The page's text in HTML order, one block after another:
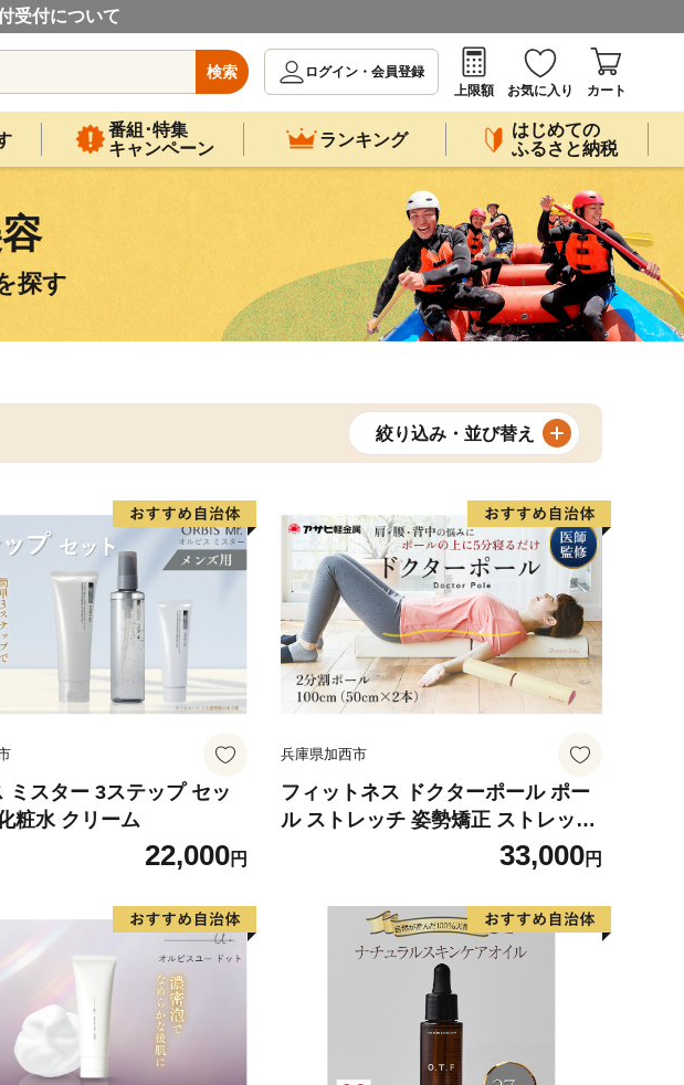
受付について
検索
ログイン・会員登録
上限額
お気に入り カート
番組･特集
キャンペーン
ランキング
はじめての
ふるさと納税
探す
絞り込み・並び替え
ミスター 3ステップ セッ
粧水 クリーム
22,000円
兵庫県加西市
フィットネス ドクターポール ポー
ル ストレッチ 姿勢矯正 ストレッチ
用ポール ヨガポール アサヒ軽金属
リセット 姿勢 ヨガ 健康 首 肩 背中
腰 ほぐす おうち時間 美容 運動 室
33,000円